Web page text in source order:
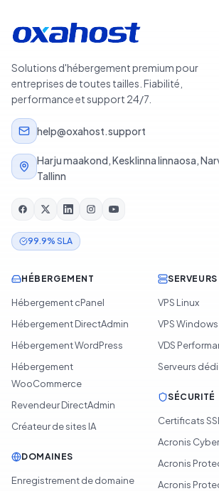
Solutions d'hébergement premium pour
entreprises de toutes tailles. Fiabilité,
performance et support 24/7.
help@oxahost.support
Harju maakond, Kesklinna linnaosa,
Tallinn
99.9% SLA
HÉBERGEMENT
Hébergement cPanel
Hébergement DirectAdmin
Hébergement WordPress
Hébergement
WooCommerce
Revendeur DirectAdmin
Créateur de sites IA
DOMAINES
Enregistrement de domaine
SERVEURS
VPS Linux
VPS Windows
VDS
Serveurs
SÉCURITÉ
Certificats SSL
Acronis
Acronis
Acronis